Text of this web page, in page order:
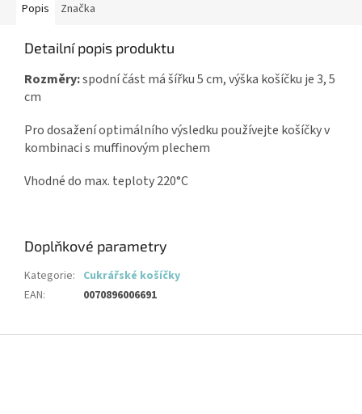
Popis Značka
Detailní popis produktu
Rozměry:spodní část má šířku 5 cm, výška košíčku je 3, 5
cm
Pro dosažení optimálního výsledku používejte košíčky v
kombinaci s muffinovým plechem
Vhodné do max. teploty 220°C
Doplňkové parametry
Kategorie: Cukrářské košíčky
EAN: 0070896006691